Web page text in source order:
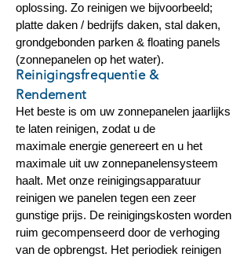
oplossing. Zo reinigen we bijvoorbeeld;
platte daken / bedrijfs daken, stal daken,
grondgebonden parken & floating panels
(zonnepanelen op het water).
Het beste is om uw zonnepanelen jaarlijks
te laten reinigen, zodat u de
maximale energie genereert en u het
maximale uit uw zonnepanelensysteem
haalt. Met onze reinigingsapparatuur
reinigen we panelen tegen een zeer
gunstige prijs. De reinigingskosten worden
ruim gecompenseerd door de verhoging
van de opbrengst. Het periodiek reinigen
Reinigingsfrequentie &
Rendement